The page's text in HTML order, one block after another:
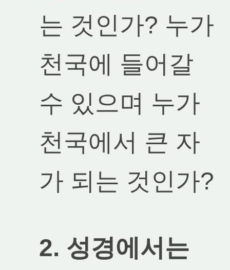
는 것인가? 누가
천국에 들어갈
수 있으며 누가
천국에서 큰 자
가 되는 것인가?
2. 성경에서는